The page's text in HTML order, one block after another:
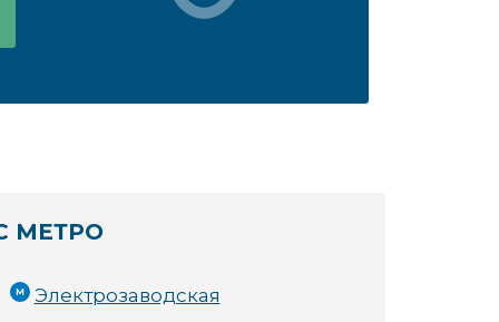
МЕТРО
Электрозаводская